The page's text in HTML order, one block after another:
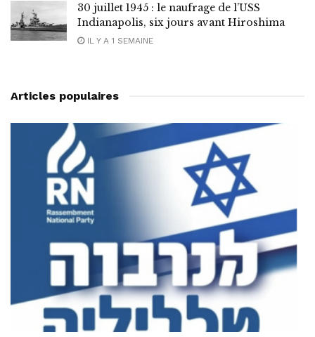
30 juillet 1945 : le naufrage de l’USS
Indianapolis, six jours avant Hiroshima
IL Y A 1 SEMAINE
Articles populaires